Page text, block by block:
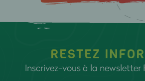
RESTEZ
Inscrivez-vous à la newsletter